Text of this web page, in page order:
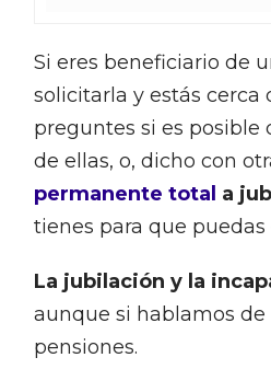
Si eres beneficiario de
solicitarla y estás
preguntes si es posible
de ellas, o, dicho con
permanente total a
tienes para que
La jubilación y la
aunque si hablamos
pensiones.